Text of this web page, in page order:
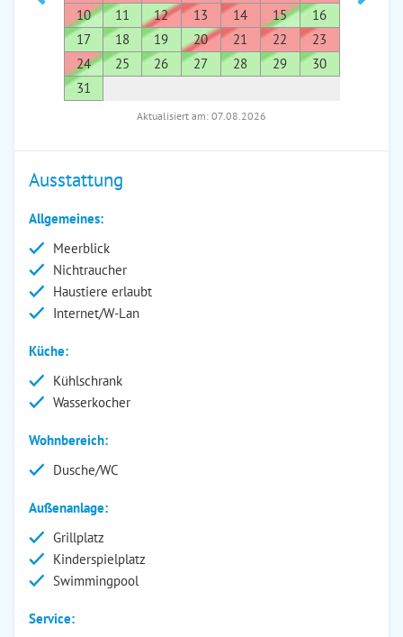
10
11 12 13 14 15
16
17
18 19 20 21 22
23
24
25 26 27 28 29
30
31
Aktualisiert am: 07.08.2026
Ausstattung
Allgemeines:
Meerblick
Nichtraucher
Haustiere erlaubt
Internet/W-Lan
Küche:
Kühlschrank
Wasserkocher
Wohnbereich:
Dusche/WC
Außenanlage:
Grillplatz
Kinderspielplatz
Swimmingpool
Service: